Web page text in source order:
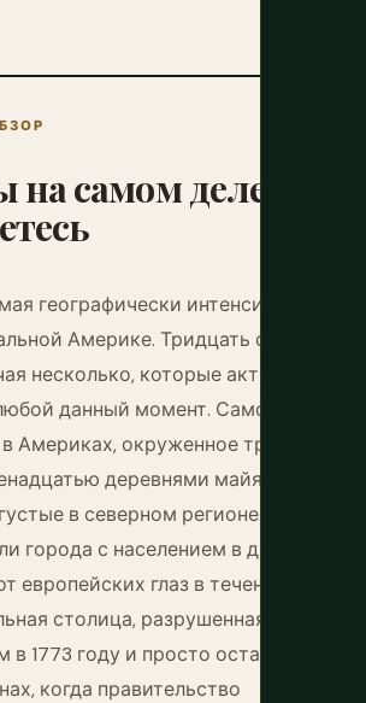
насамом деле
географически интенсивная
Америке. Тридцать семь
несколько, которые активно
данный момент. Самое
Америках, окруженное тремя
деревнями майя.
в северном регионе Петен,
города с населением в двести
европейских глаз в течение трех
столица, разрушенная
1773 году и просто оставленная
когда правительство